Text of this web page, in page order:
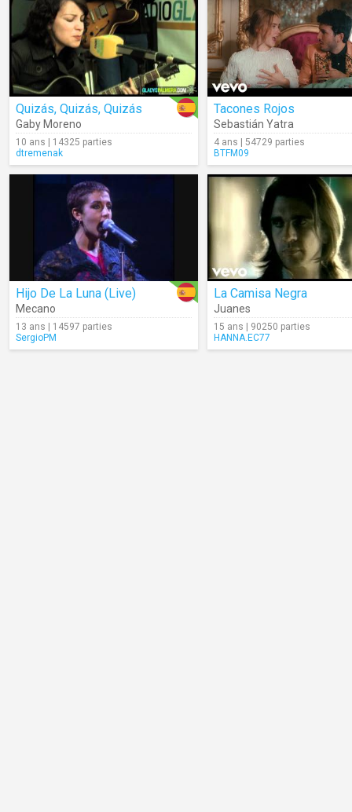
Quizás, Quizás, Quizás
Gaby Moreno
10 ans | 14325 parties
dtremenak
Tacones Rojos
Sebastián Yatra
4 ans | 54729 parties
BTFM09
Hijo De La Luna (Live)
Mecano
13 ans | 14597 parties
SergioPM
La Camisa Negra
Juanes
15 ans | 90250 parties
HANNA.EC77